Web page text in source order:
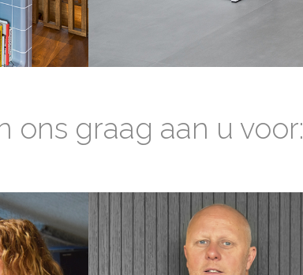
ons graag aan u voor: